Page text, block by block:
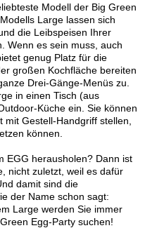
Modell der Big Green
Large lassen sich
die Leibspeisen Ihrer
Wenn es sein muss, auch
genug Platz für die
großen Kochfläche bereiten
Drei-Gänge-Menüs zu.
in einen Tisch (aus
Küche ein. Sie können
Gestell-Handgriff stellen,
können.
EGG herausholen? Dann ist
nicht zuletzt, weil es dafür
damit sind die
der Name schon sagt:
Large werden Sie immer
Egg-Party suchen!